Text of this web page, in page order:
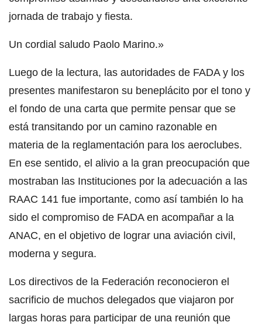
jornada de trabajo y fiesta.
Un cordial saludo Paolo Marino.»
Luego de la lectura, las autoridades de FADA y los
presentes manifestaron su beneplácito por el tono y
el fondo de una carta que permite pensar que se
está transitando por un camino razonable en
materia de la reglamentación para los aeroclubes.
En ese sentido, el alivio a la gran preocupación que
mostraban las Instituciones por la adecuación a las
RAAC 141 fue importante, como así también lo ha
sido el compromiso de FADA en acompañar a la
ANAC, en el objetivo de lograr una aviación civil,
moderna y segura.
Los directivos de la Federación reconocieron el
sacrificio de muchos delegados que viajaron por
largas horas para participar de una reunión que